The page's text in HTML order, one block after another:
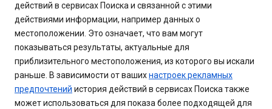
действий в сервисах Поиска и связанной с этими
действиями информации, например данных о
местоположении. Это означает, что вам могут
показываться результаты, актуальные для
приблизительного местоположения, из которого вы искали
раньше. В зависимости от вашихнастроек рекламных
предпочтений история действий в сервисах Поиска также
может использоваться для показа более подходящей для